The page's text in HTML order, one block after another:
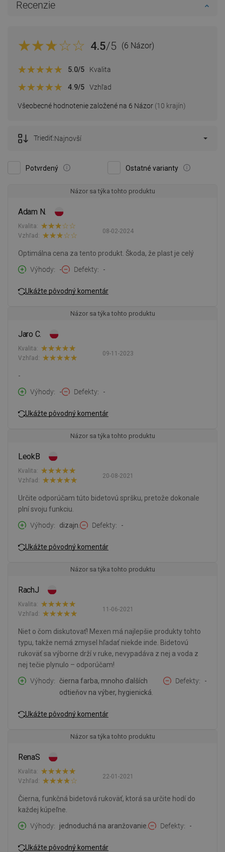
Recenzie
4.5/5 (6 Názor)
Všeobecné hodnotenie založené na 6 Názor (10 krajín)
5.0/5 Kvalita
4.9/5 Vzhľad
Potvrdený Ostatné varianty
Triediť:Najnovší
Názor sa týka tohto produktu
Adam N.
08-02-2024
Kvalita:
Vzhľad:
Optimálna cena za tento produkt. Škoda, že plast je celý
Výhody
- Defekty -
Ukážte pôvodný komentár
Názor sa týka tohto produktu
Jaro C.
09-11-2023
Kvalita:
Vzhľad:
-
Výhody
- Defekty -
Ukážte pôvodný komentár
Názor sa týka tohto produktu
LeokB
20-08-2021
Kvalita:
Vzhľad:
Určite odporúčam túto bidetovú spršku, pretože dokonale
plní svoju funkciu.
Výhody
dizajn. Defekty -
Ukážte pôvodný komentár
Názor sa týka tohto produktu
RachJ
11-06-2021
Kvalita:
Vzhľad:
Niet o čom diskutovať! Mexen má najlepšie produkty tohto
typu, takže nemá zmysel hľadať niekde inde. Bidetovú
rukoväť sa výborne drží v ruke, nevypadáva z nej a voda z
nej tečie plynulo – odporúčam!
Výhody
čierna farba, mnoho ďalších
odtieňov na výber, hygienická.
Defekty -
Ukážte pôvodný komentár
Názor sa týka tohto produktu
RenaS
22-01-2021
Kvalita:
Vzhľad:
Čierna, funkčná bidetová rukoväť, ktorá sa určite hodí do
každej kúpeľne.
Výhody
jednoduchá na aranžovanie. Defekty -
Ukážte pôvodný komentár